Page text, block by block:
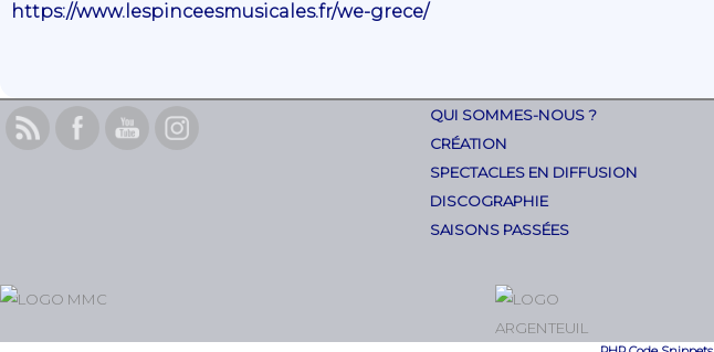
https://www.lespinceesmusicales.fr/we-grece/
QUI SOMMES-NOUS ?
CRÉATION
SPECTACLES EN DIFFUSION
DISCOGRAPHIE
SAISONS PASSÉES